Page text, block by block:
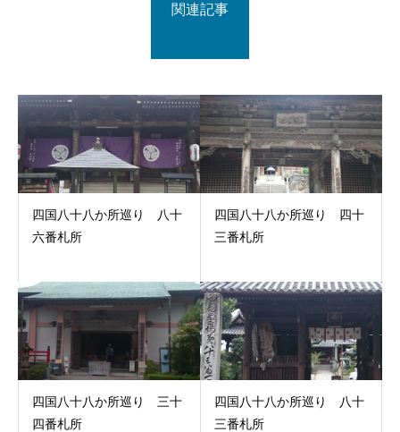
関連記事
四国八十八か所巡り 八十
六番札所
四国八十八か所巡り 四十
三番札所
四国八十八か所巡り 三十
四番札所
四国八十八か所巡り 八十
三番札所